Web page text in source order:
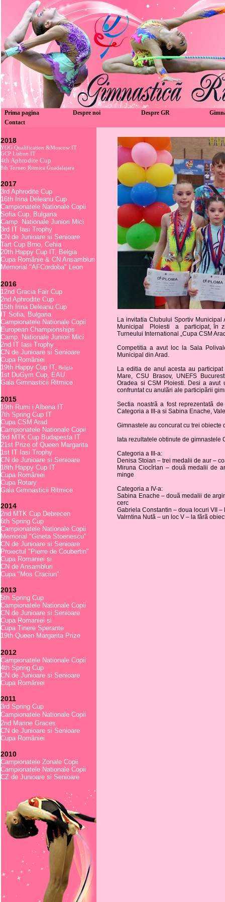
Prima pagina Despre noi Despre GR
Contact
2018
YOG Qualification &Moscow IT
GCP Lisbon IT
4th Aphrodite Cup
8th Torneo Ritmica Guadalajara
2017
3rd Aphrodite Cup
16th Irina Deleanu Cup
Campionatele Nationale Copii
Sofia Cup, Bulgaria
Camp. Nationale Juniori Mici
3rd IT Iasi Trophy
CN de Junioare si Senioare
Tart Cup Brno, Cehia
20th Happy Cup IT, Belgia
Cupa Românie & CN Ansambluri
Memorial "AFCordoba" Leon
2016
12nd Gracia Fair Cup
2nd Aphrodite Cup
15th Irina Deleanu Cup
IT Sofia, Bulgaria
Campionatele Nationale Copii
European Championships
Camp. Nationale Juniori Mici
2nd IT Iasi Trophy
CN de Junioare si Senioare
Cupa României
19th Happy Cup IT , Belgia
1st DuGym Cup, EAU
Gala Gimnasticii Ritmice
2015
19th Rumi i Albena IT
7th Spring Cup IT
Cupa CSM Arad
Campionatele Nationale Copii
3rd MTK Cup Budapesta IT
21st Prize of Queen Margarita
1st IT Iasi Trophy
CN de Junioare si Senioare
18th Happy Cup IT
Cupa României
Cupa Rotary
Gala Gimnasticii Ritmice
2014
2nd MTK Cup Debrecen
6th Spring Cup
Campionatele Nationale Copii
Memorial "Gineta Stoenescu"
CN de Junioare si Senioare
Proiectul "Pierre de Coubertin"
Cupa Romaniei si
CN de Ansambluri
Cupa "Mos Craciun"
2013
5th Spring Cup
Campionatele Nationale Copii
CN de Junioare si Senioare
Cupa Romaniei si
Cupa Tinere Sperante
19th Queen Margarita Prize
2012
Campionatele Nationale Copii
4th Spring Cup
CN de Junioare si Senioare
Cupa României
2011
3rd Spring Cup
Campionatele Nationale Copii
2nd Marine Graces
CN de Junioare si Senioare
Cupa României
2010
Campionatele Zonale Copii
Campionatele Nationale Copii
CZ de Junioare si Senioare
La invitatia Clubului Sportiv
Municipal Ploiesti a participat, în
Turneului International „Cupa CSM
Competitia a avut loc la Sala
Municipal din Arad.
La editia de anul acesta au
Mare, CSU Brasov, UNEFS
Oradea si CSM Ploiesti. Desi a avut
confruntat cu anulãri ale participãrii
Sectia noastrã a fost reprezentatã
Categoria a III-a si Sabina Enache,
Gimnastele au concurat cu trei obiecte
Iata rezultatele obtinute de gimnastele
Categoria a III-a:
Denisa Stoian – trei medalii de aur –
Miruna Ciocîrlan – douã medalii de
minge
Categoria a IV-a:
Sabina Enache – douã medalii de
cerc
Gabriela Constantin – doua locuri VII
Valrntina Nutã – un loc V – la fãrã